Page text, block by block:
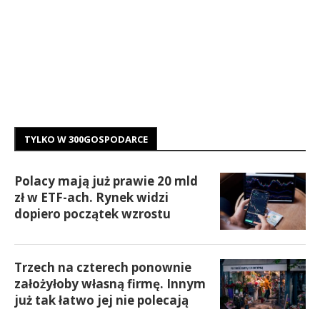
TYLKO W 300GOSPODARCE
Polacy mają już prawie 20 mld
zł w ETF-ach. Rynek widzi
dopiero początek wzrostu
Trzech na czterech ponownie
założyłoby własną firmę. Innym
już tak łatwo jej nie polecają